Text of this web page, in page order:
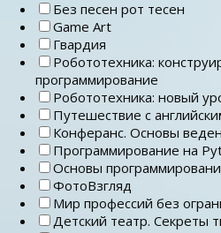
Без песен рот тесен
Game Art
Гвардия
Робототехника:
программирование
Робототехника: новый
Путешествие с
Конферанс. Основы
Программирование на
Основы
ФотоВзгляд
Мир профессий без
Детский театр. Секреты